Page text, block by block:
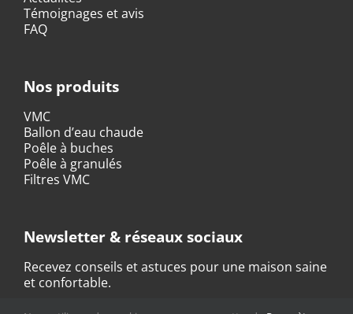
Témoignages et avis
FAQ
Nos produits
VMC
Ballon d’eau chaude
Poêle à buches
Poêle à granulés
Filtres VMC
Newsletter & réseaux sociaux
Recevez conseils et astuces pour une maison saine
et confortable.